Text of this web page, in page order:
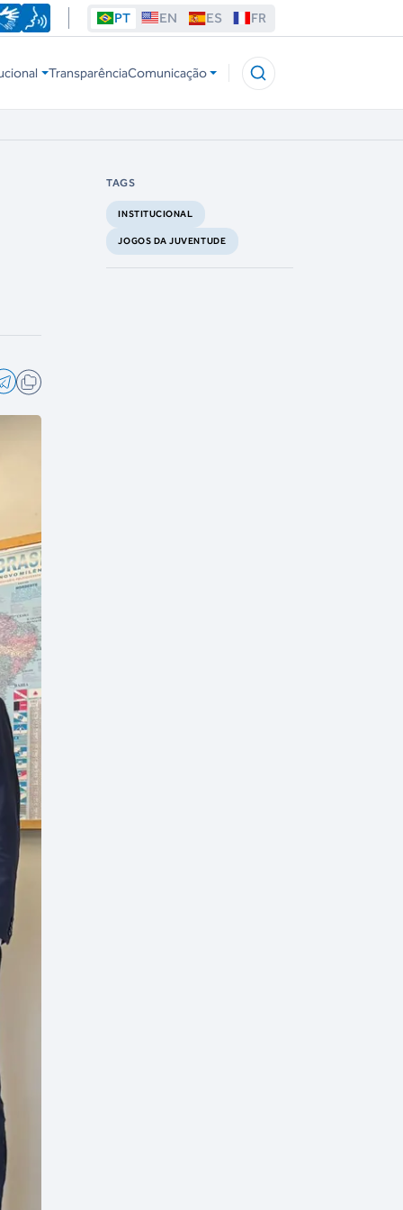
PT EN ES FR
TransparênciaComunicação
TAGS
INSTITUCIONAL
JOGOS DA JUVENTUDE